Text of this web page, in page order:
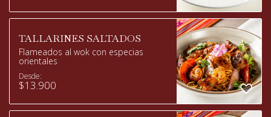
TALLARINES SALTADOS
Flameados al wok con especias
orientales
Desde:
$13.900